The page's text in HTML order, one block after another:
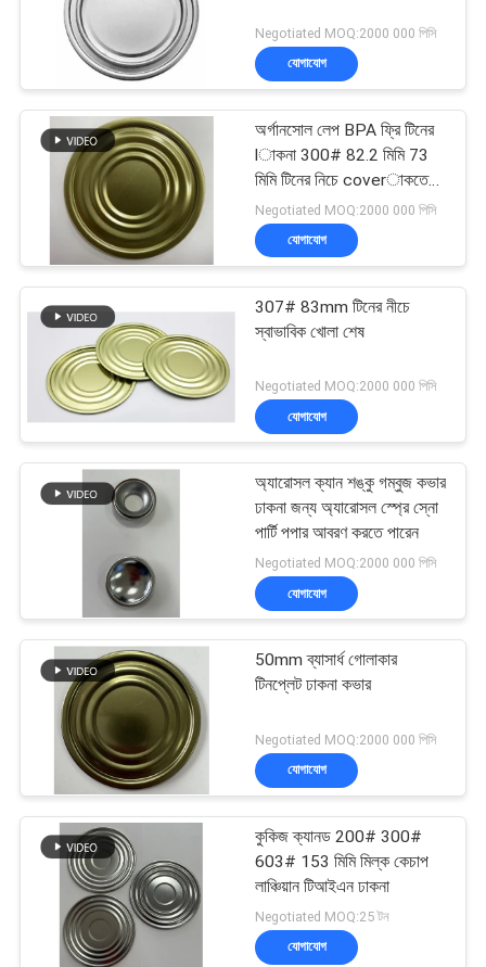
Negotiated MOQ:2000 000 পিসি
যোগাযোগ
অর্গানসোল লেপ BPA ফ্রি টিনের
lাকনা 300# 82.2 মিমি 73
মিমি টিনের নিচে coverাকতে
পারে
Negotiated MOQ:2000 000 পিসি
যোগাযোগ
307# 83mm টিনের নীচে
স্বাভাবিক খোলা শেষ
Negotiated MOQ:2000 000 পিসি
যোগাযোগ
অ্যারোসল ক্যান শঙ্কু গম্বুজ কভার
ঢাকনা জন্য অ্যারোসল স্প্রে স্নো
পার্টি পপার আবরণ করতে পারেন
Negotiated MOQ:2000 000 পিসি
যোগাযোগ
50mm ব্যাসার্ধ গোলাকার
টিনপ্লেট ঢাকনা কভার
Negotiated MOQ:2000 000 পিসি
যোগাযোগ
কুকিজ ক্যানড 200# 300#
603# 153 মিমি মিল্ক কেচাপ
লাঞ্চিয়ান টিআইএন ঢাকনা
Negotiated MOQ:25 টন
যোগাযোগ